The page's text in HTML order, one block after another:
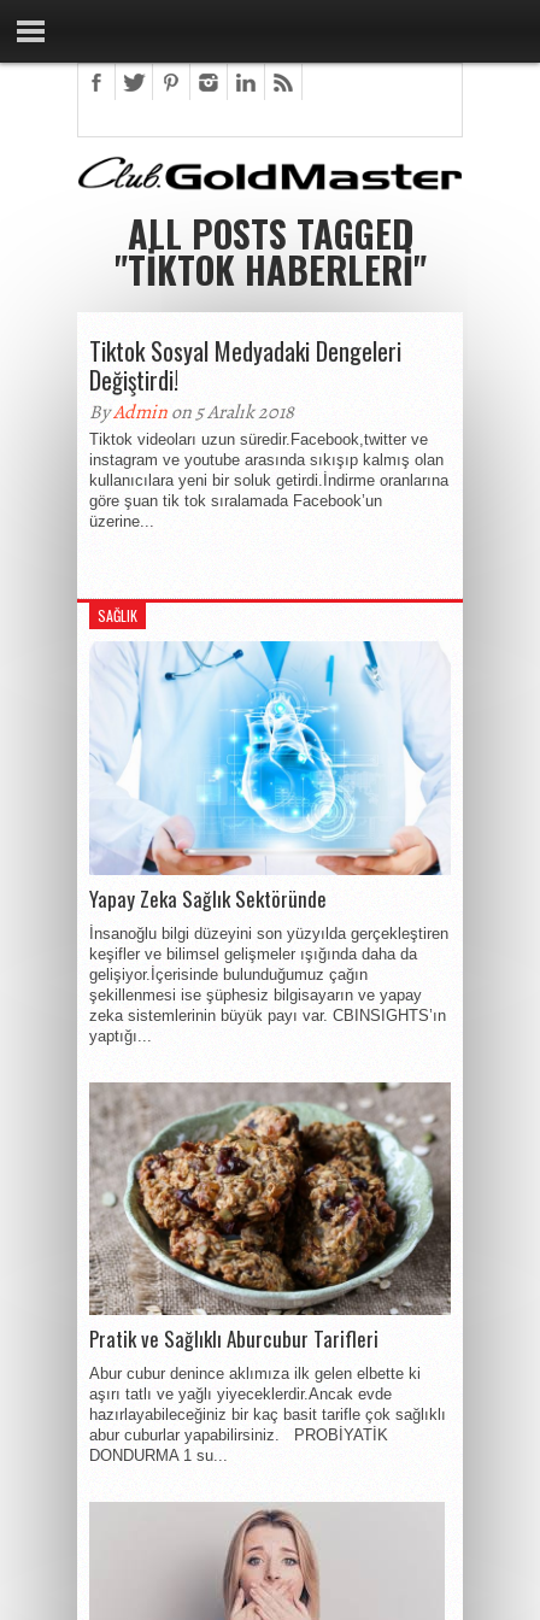
ALL POSTS TAGGED
"TIKTOK HABERLERI"
Tiktok Sosyal Medyadaki Dengeleri
Değiştirdi!
ByAdminon 5 Aralık 2018
Tiktok videoları uzun süredir.Facebook,twitter ve
instagram ve youtube arasında sıkışıp kalmış olan
kullanıcılara yeni bir soluk getirdi.İndirme oranlarına
göre şuan tik tok sıralamada Facebook’un
üzerine...
SAĞLIK
Yapay Zeka Sağlık Sektöründe
İnsanoğlu bilgi düzeyini son yüzyılda gerçekleştiren
keşifler ve bilimsel gelişmeler ışığında daha da
gelişiyor.İçerisinde bulunduğumuz çağın
şekillenmesi ise şüphesiz bilgisayarın ve yapay
zeka sistemlerinin büyük payı var. CBINSIGHTS’ın
yaptığı...
Pratik ve Sağlıklı Aburcubur Tarifleri
Abur cubur denince aklımıza ilk gelen elbette ki
aşırı tatlı ve yağlı yiyeceklerdir.Ancak evde
hazırlayabileceğiniz bir kaç basit tarifle çok sağlıklı
abur cuburlar yapabilirsiniz. PROBİYATİK
DONDURMA 1 su...